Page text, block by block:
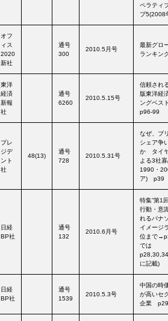
ペラティ
プ
オフ
ィス
2020
新社
通号
300
2010.5月号
最新グロ
ランキ
東洋
経済
新報
社
通号
6260
2010.5.15号
信頼され
版東洋経
ングベ
p96-99
プレ
ジデ
ント
社
48(13)
通号
728
2010.5.31号
なぜ、ブ
シェア争
か タイ
よる3社
1990・
ア) p39
日経
BP社
通号
132
2010.6月号
特集”第1
行動・意
れるパナ
イメージ
位まで
では
に記載)
日経
BP社
通号
1539
2010.5.3号
中国の時
が高いセ
企業 p29